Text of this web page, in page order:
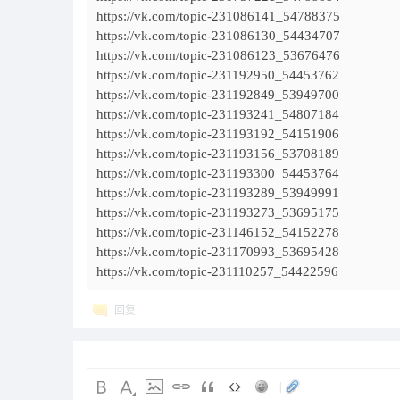
https://vk.com/topic-231086141_54788375
https://vk.com/topic-231086130_54434707
https://vk.com/topic-231086123_53676476
https://vk.com/topic-231192950_54453762
https://vk.com/topic-231192849_53949700
https://vk.com/topic-231193241_54807184
https://vk.com/topic-231193192_54151906
https://vk.com/topic-231193156_53708189
https://vk.com/topic-231193300_54453764
https://vk.com/topic-231193289_53949991
https://vk.com/topic-231193273_53695175
https://vk.com/topic-231146152_54152278
https://vk.com/topic-231170993_53695428
https://vk.com/topic-231110257_54422596
回复